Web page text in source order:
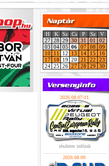
H K Sz Cs P Sz
V
27 28 29 30 31 01
02
03 04 05 06 07 08
09
10
11 12 13 14 15
16
17
18 19 20 21 22
23
24 25 26 27 28 29 30
2026.08.07-11.
részletes infóink
2026.08.09.